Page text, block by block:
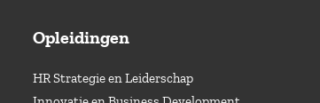
Opleidingen
HR Strategie en Leiderschap